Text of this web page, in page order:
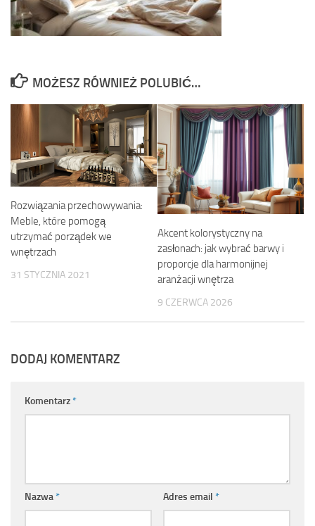
MOŻESZ RÓWNIEŻ POLUBIĆ…
Rozwiązania przechowywania:
Meble, które pomogą
utrzymać porządek we
wnętrzach
31 STYCZNIA 2021
Akcent kolorystyczny na
zasłonach: jak wybrać barwy i
proporcje dla harmonijnej
aranżacji wnętrza
9 CZERWCA 2026
DODAJ KOMENTARZ
Komentarz*
Nazwa* Adres email *